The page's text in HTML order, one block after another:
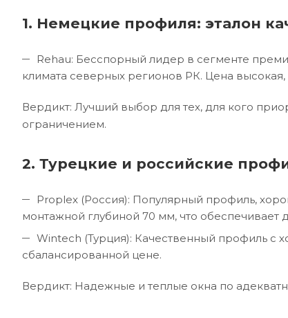
1. Немецкие профиля: эталон
Rehau: Бесспорный лидер в сегменте
климата северных регионов РК. Цена
Вердикт: Лучший выбор для тех, для кого
ограничением.
2. Турецкие и российские
Proplex (Россия): Популярный профиль,
монтажной глубиной 70 мм, что
Wintech (Турция): Качественный профиль с
сбалансированной цене.
Вердикт: Надежные и теплые окна по